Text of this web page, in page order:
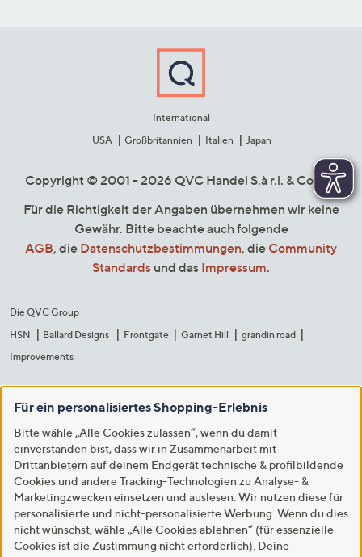
International
USA
Großbritannien Italien Japan
Copyright © 2001 - 2026 QVC Handel S.à r.l. & Co. KG
Für die Richtigkeit der Angaben übernehmen wir keine
Gewähr. Bitte beachte auch folgende
AGB, die Datenschutzbestimmungen, die Community
Standards und das Impressum.
Die QVC Group
HSN
Ballard Designs Frontgate Garnet Hill
grandin road
Improvements
Für ein personalisiertes Shopping-Erlebnis
Bitte wähle „Alle Cookies zulassen“, wenn du damit
einverstanden bist, dass wir in Zusammenarbeit mit
Drittanbietern auf deinem Endgerät technische & profilbildende
Cookies und andere Tracking-Technologien zu Analyse- &
Marketingzwecken einsetzen und auslesen. Wir nutzen diese für
personalisierte und nicht-personalisierte Werbung. Wenn du dies
nicht wünschst, wähle „Alle Cookies ablehnen“ (für essenzielle
Cookies ist die Zustimmung nicht erforderlich). Deine